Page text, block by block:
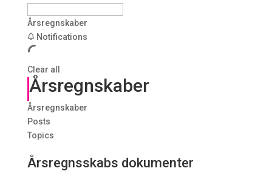
Årsregnskaber
Notifications
Clear all
Årsregnskaber
Årsregnskaber
Posts
Topics
Årsregnsskabs dokumenter